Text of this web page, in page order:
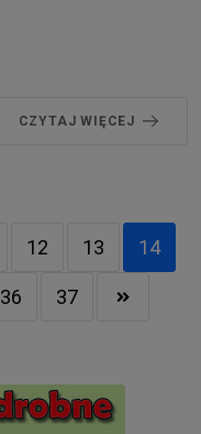
CZYTAJ WIĘCEJ
12 13 14
36 37